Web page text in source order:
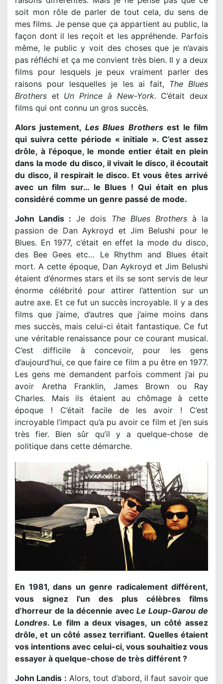
soit mon rôle de parler de tout cela, du sens de
mes films. Je pense que ça appartient au public, la
façon dont il les reçoit et les appréhende. Parfois
même, le public y voit des choses que je n’avais
pas réfléchi et ça me convient très bien. Il y a deux
films pour lesquels je peux vraiment parler des
raisons pour lesquelles je les ai fait, The Blues
Brothers et Un Prince à New-York. C’était deux
films qui ont connu un gros succès.
Alors justement, Les Blues Brothersest le film
qui suivra cette période « initiale ». C’est assez
drôle, à l’époque, le monde entier était en plein
dans la mode du disco, il vivait le disco, il écoutait
du disco, il respirait le disco. Et vous êtes arrivé
avec un film sur… le Blues ! Qui était en plus
considéré comme un genre passé de mode.
John Landis : Je dois The Blues Brothersà la
passion de Dan Aykroyd et Jim Belushi pour le
Blues. En 1977, c’était en effet la mode du disco,
des Bee Gees etc… Le Rhythm and Blues était
mort. A cette époque, Dan Aykroyd et Jim Belushi
étaient d’énormes stars et ils se sont servis de leur
énorme célébrité pour attirer l’attention sur un
autre axe. Et ce fut un succès incroyable. Il y a des
films que j’aime, d’autres que j’aime moins dans
mes succès, mais celui-ci était fantastique. Ce fut
une véritable renaissance pour ce courant musical.
C’est difficile à concevoir, pour les gens
d’aujourd’hui, ce que faire ce film a pu être en 1977.
Les gens me demandent parfois comment j’ai pu
avoir Aretha Franklin, James Brown ou Ray
Charles. Mais ils étaient au chômage à cette
époque ! C’était facile de les avoir ! C’est
incroyable l’impact qu’a pu avoir ce film et j’en suis
très fier. Bien sûr qu’il y a quelque-chose de
politique dans cette démarche.
En 1981, dans un genre radicalement différent,
vous signez l’un des plus célèbres films
d’horreur de la décennie avec Le Loup-Garou de
Londres. Le film a deux visages, un côté assez
drôle, et un côté assez terrifiant. Quelles étaient
vos intentions avec celui-ci, vous souhaitiez vous
essayer à quelque-chose de très différent ?
John Landis : Alors, tout d’abord, il faut savoir que